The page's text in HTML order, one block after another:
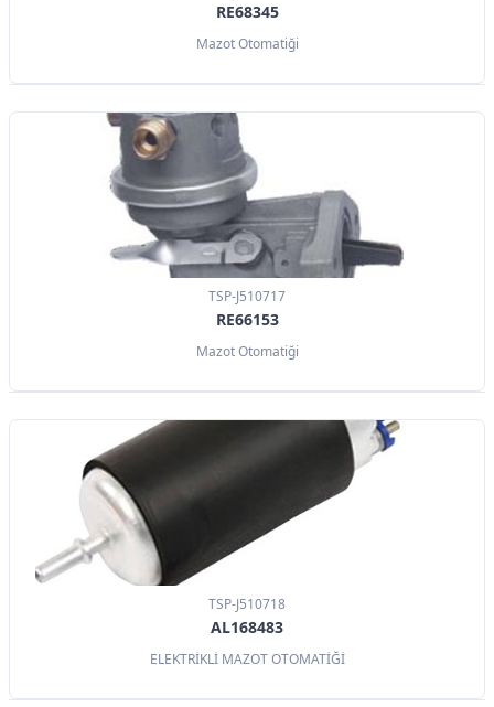
RE68345
Mazot Otomatiği
TSP-J510717
RE66153
Mazot Otomatiği
TSP-J510718
AL168483
ELEKTRİKLİ MAZOT OTOMATİĞİ